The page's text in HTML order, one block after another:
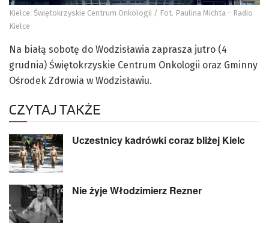
Kielce. Świętokrzyskie Centrum Onkologii / Fot. Paulina Michta - Radio
Kielce
Na białą sobotę do Wodzisławia zaprasza jutro (4
grudnia) Świętokrzyskie Centrum Onkologii oraz Gminny
Ośrodek Zdrowia w Wodzisławiu.
CZYTAJ TAKŻE
Uczestnicy kadrówki coraz bliżej Kielc
Nie żyje Włodzimierz Rezner